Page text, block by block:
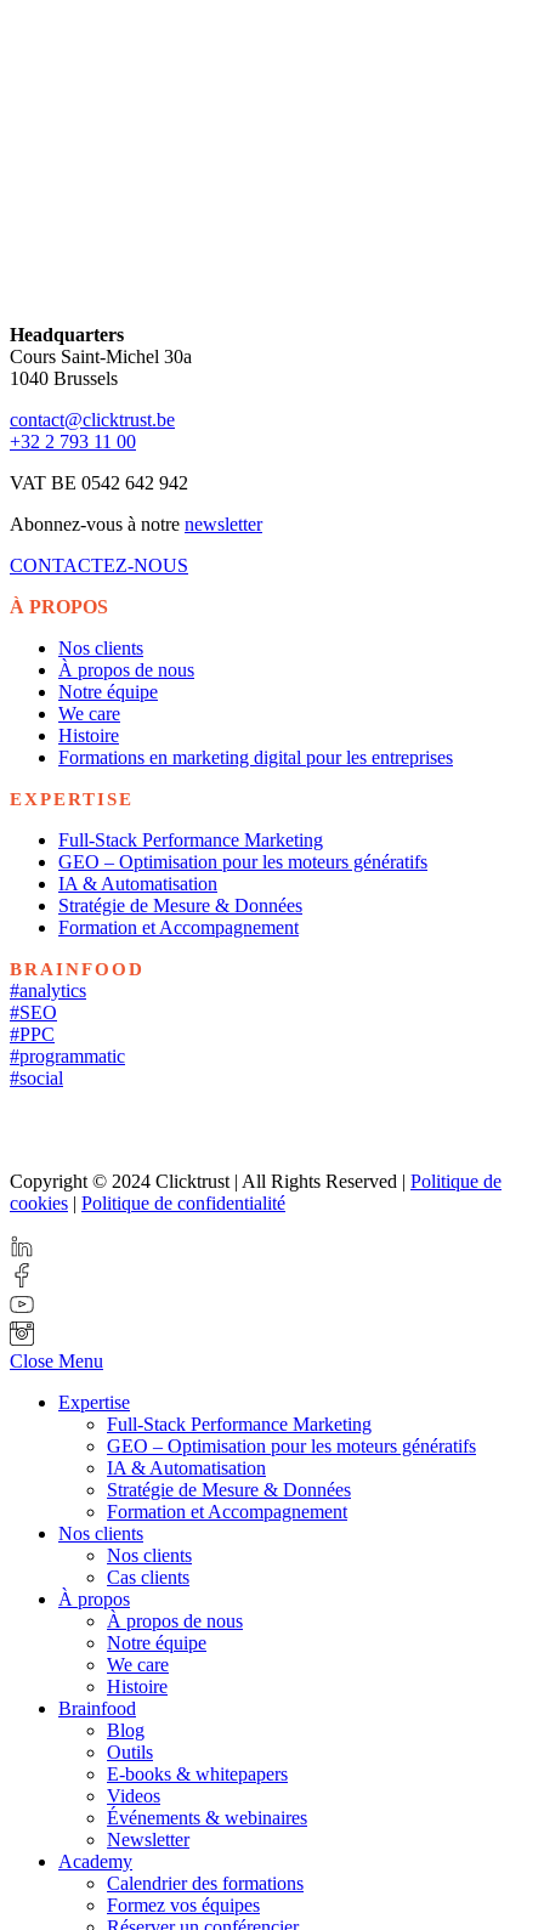
Headquarters
Cours Saint-Michel 30a
1040 Brussels
contact@clicktrust.be
+32 2 793 11 00
VAT BE 0542 642 942
Abonnez-vous à notre newsletter
CONTACTEZ-NOUS
À PROPOS
Nos clients
À propos de nous
Notre équipe
We care
Histoire
Formations en marketing digital pour les entreprises
EXPERTISE
Full-Stack Performance Marketing
GEO – Optimisation pour les moteurs génératifs
IA & Automatisation
Stratégie de Mesure & Données
Formation et Accompagnement
BRAINFOOD
#analytics
#SEO
#PPC
#programmatic
#social
Copyright © 2024 Clicktrust | All Rights Reserved | Politique de
cookies | Politique de confidentialité
Close Menu
Expertise
Full-Stack Performance Marketing
GEO – Optimisation pour les moteurs génératifs
IA & Automatisation
Stratégie de Mesure & Données
Formation et Accompagnement
Nos clients
Nos clients
Cas clients
À propos
À propos de nous
Notre équipe
We care
Histoire
Brainfood
Blog
Outils
E-books & whitepapers
Videos
Événements & webinaires
Newsletter
Academy
Calendrier des formations
Formez vos équipes